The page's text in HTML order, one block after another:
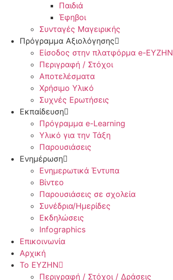
Παιδιά
Έφηβοι
Συνταγές Μαγειρικής
Πρόγραμμα Αξιολόγησης
Είσοδος στην πλατφόρμα e-EYZHN
Περιγραφή / Στόχοι
Αποτελέσματα
Χρήσιμο Υλικό
Συχνές Ερωτήσεις
Εκπαίδευση
Πρόγραμμα e-Learning
Υλικό για την Τάξη
Παρουσιάσεις
Ενημέρωση
Ενημερωτικά Έντυπα
Βίντεο
Παρουσιάσεις σε σχολεία
Συνέδρια/Ημερίδες
Εκδηλώσεις
Infographics
Επικοινωνία
Αρχική
Το ΕΥΖΗΝ
Περιγραφή / Στόχοι / Δράσεις